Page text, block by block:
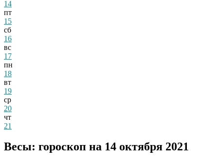
14
пт
15
сб
16
вс
17
пн
18
вт
19
ср
20
чт
21
Весы: гороскоп на 14 октября 2021